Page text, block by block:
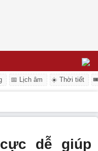
📅 Lịch âm ☀️ Thời tiết
dễ giúp